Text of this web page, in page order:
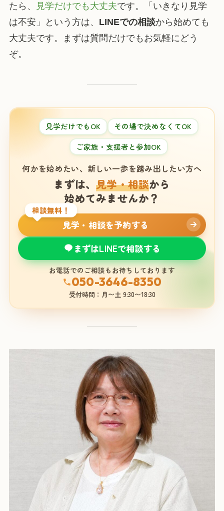
たら、
見学だけでも大丈夫です。「いきなり見学
は不安」という方は、 LINEでの相談から始めても
大丈夫です。まずは質問だけでもお気軽にどう
ぞ。
見学だけでもOK
その場で決めなくてOK
ご家族・支援者と参加OK
何かを始めたい、新しい一歩を踏み出したい方へ
まずは、見学・相談から
始めてみませんか？
相談無料！
見学・相談を予約する
まずはLINEで相談する
お電話でのご相談もお待ちしております
050-3646-8350
受付時間：月〜土 9:30〜18:30